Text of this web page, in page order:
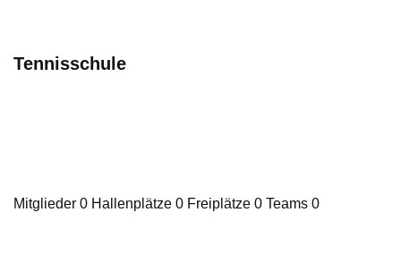
Tennisschule
Mitglieder 0 Hallenplätze 0 Freiplätze 0 Teams 0